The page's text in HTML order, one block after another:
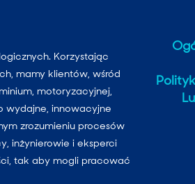
Korzystając
mamy klientów, wśród
motoryzacyjnej,
wydajne, innowacyjne
zrozumieniu procesów
inżynierowie i eksperci
tak aby mogli pracować